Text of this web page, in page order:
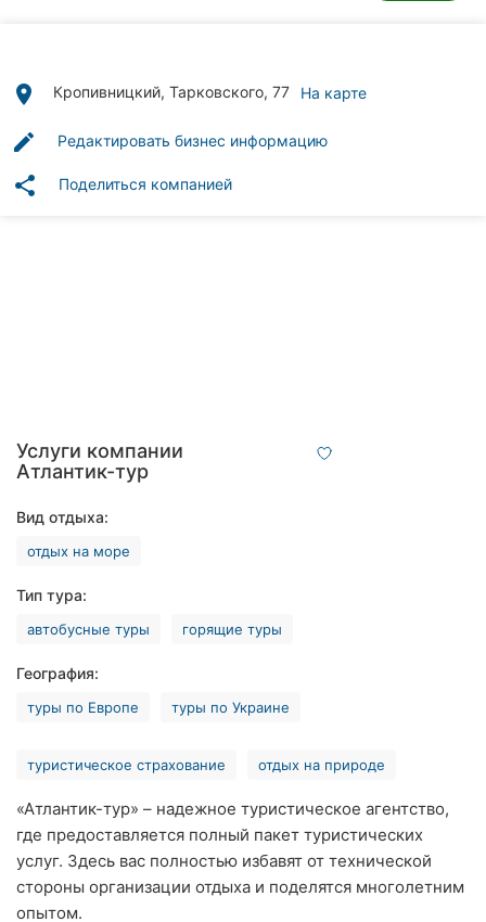
Все
Тернополь
Ровно
Одесса
Львов
Кривой
Рог
place Кропивницкий, Тарковского, 77 На карте
edit Редактировать бизнес информацию
share Поделиться компанией
Услуги компании
Атлантик-тур
Вид отдыха:
отдых на море
Тип тура:
автобусные туры горящие туры
География:
туры по Европе туры по Украине
туристическое страхование отдых на природе
«Атлантик-тур» – надежное туристическое агентство,
где предоставляется полный пакет туристических
услуг. Здесь вас полностью избавят от технической
стороны организации отдыха и поделятся многолетним
опытом.